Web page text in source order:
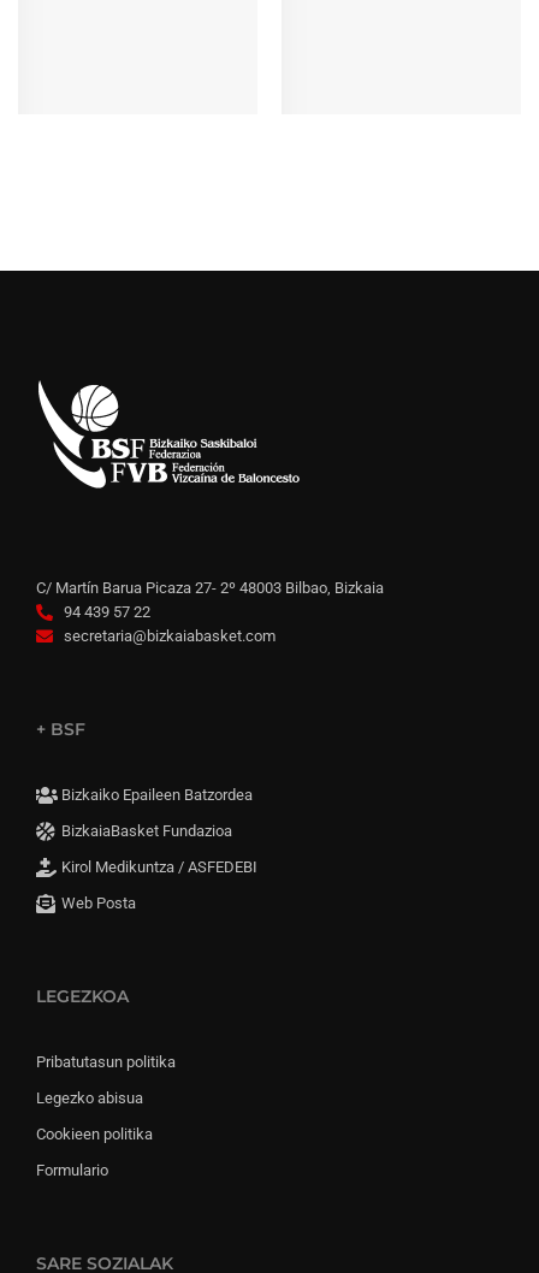
C/ Martín Barua Picaza 27- 2º 48003 Bilbao, Bizkaia
94 439 57 22
secretaria@bizkaiabasket.com
+ BSF
Bizkaiko Epaileen Batzordea
BizkaiaBasket Fundazioa
Kirol Medikuntza / ASFEDEBI
Web Posta
LEGEZKOA
Pribatutasun politika
Legezko abisua
Cookieen politika
Formulario
SARE SOZIALAK